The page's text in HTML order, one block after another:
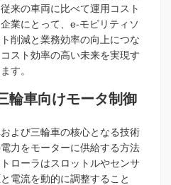
来の車両に比べて運用コスト
業にとって、e-モビリティソ
削減と業務効率の向上につな
スト効率の高い未来を実現す
す。
輪車向けモータ制御
よび三輪車の核心となる技術
力をモーターに供給する方法
ローラはスロットルやセンサ
電流を動的に調整すること